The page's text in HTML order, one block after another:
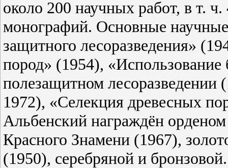
около 200 научных работ, в т.
монографий. Основные
защитного лесоразведения»
пород» (1954),
полезащитном лесоразведении
1972), «Селекция древесных
Альбенский награждён
Красного Знамени (1967),
(1950), серебряной и бронзовой.